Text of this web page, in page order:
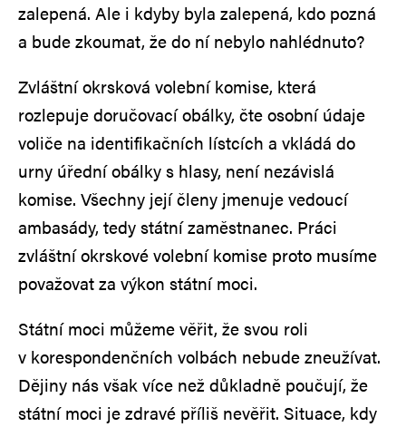
zalepená. Ale i kdyby byla zalepená, kdo pozná
a bude zkoumat, že do ní nebylo nahlédnuto?
Zvláštní okrsková volební komise, která
rozlepuje doručovací obálky, čte osobní údaje
voliče na identifikačních lístcích a vkládá do
urny úřední obálky s hlasy, není nezávislá
komise. Všechny její členy jmenuje vedoucí
ambasády, tedy státní zaměstnanec. Práci
zvláštní okrskové volební komise proto musíme
považovat za výkon státní moci.
Státní moci můžeme věřit, že svou roli
v korespondenčních volbách nebude zneužívat.
Dějiny nás však více než důkladně poučují, že
státní moci je zdravé příliš nevěřit. Situace, kdy